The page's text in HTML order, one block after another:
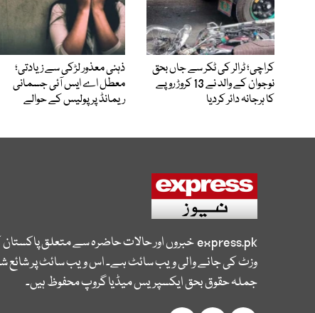
کراچی؛ ٹرالر کی ٹکر سے جاں بحق
نوجوان کے والد نے 13 کروڑ روپے
کا ہرجانہ دائر کردیا
ذہنی معذور لڑکی سے زیادتی؛
معطل اے ایس آئی جسمانی
ریمانڈ پر پولیس کے حوالے
express.pkخبروں اور حالات حاضرہ سے متعلق
وزٹ کی جانے والی ویب سائٹ ہے۔ اس ویب سائٹ پر شائع
جملہ حقوق بحق ایکسپریس میڈیا گروپ محفوظ ہیں۔